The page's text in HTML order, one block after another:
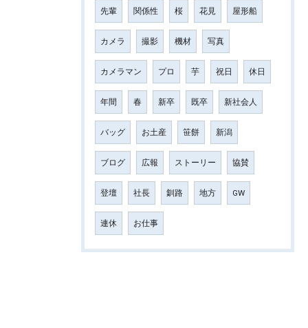
先輩 関係性 桜 花見 屋形船
カメラ 撮影 機材 写真
カメラマン プロ 芋 祝日 休日
年間 春 新卒 既卒 新社会人
バッグ お土産 笹餅 新潟
ブログ 広報 ストーリー 協賛
登壇 社長 釧路 地方 GW
連休 お仕事